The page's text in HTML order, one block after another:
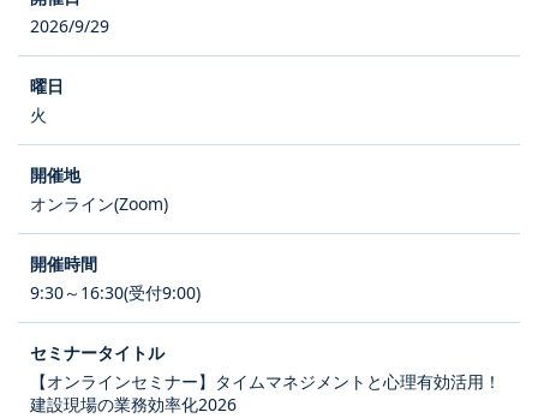
2026/9/29
火
オンライン(Zoom)
9:30～16:30(受付9:00)
【オンラインセミナー】タイムマネジメントと心理有効活用！
建設現場の業務効率化2026